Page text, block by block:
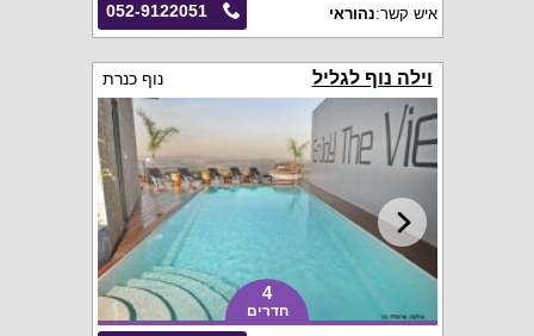
052-9122051 איש קשר:נהוראי
וילה נוף לגליל נוף כנרת
4
חדרים